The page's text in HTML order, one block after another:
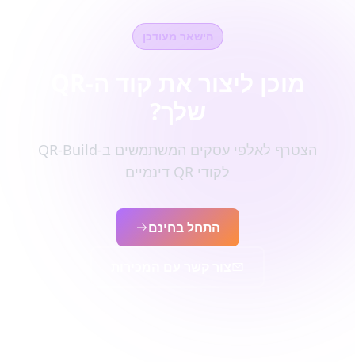
הישאר מעודכן
הצטרף לאלפי עסקים המשתמשים ב-QR-Build
לקודי QR דינמיים
התחל בחינם